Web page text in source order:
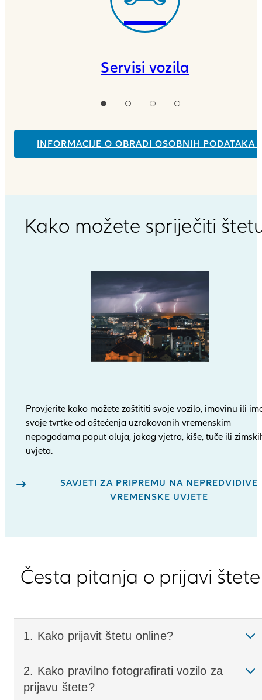
Servisi vozila
INFORMACIJE O OBRADI OSOBNIH PODATAKA
Kako možete spriječiti
Provjerite kako možete zaštititi svoje vozilo, imovinu ili
svoje tvrtke od oštećenja uzrokovanih vremenskim
nepogodama poput oluja, jakog vjetra, kiše, tuče ili
uvjeta.
SAVJETI ZA PRIPREMU NA NEPREDVIDIVE
VREMENSKE UVJETE
Česta pitanja o prijavi štete
1. Kako prijavit štetu online?
2. Kako pravilno fotografirati vozilo za
prijavu štete?